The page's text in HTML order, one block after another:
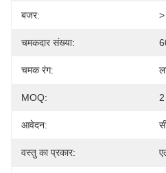
बजर:
चमकदार संख्या:
चमक रंग:
MOQ: 2
आवेदन:
वस्तु का प्रकार: